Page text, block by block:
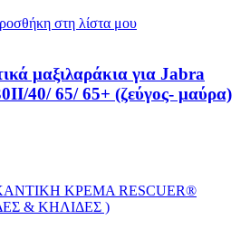
στη λίστα μου
μαξιλαράκια για Jabra
40/ 65/ 65+ (ζεύγος- μαύρα)